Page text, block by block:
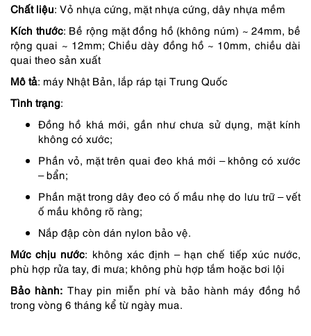
350,000 ₫.
là:
315,000 ₫.
Chất liệu: Vỏ nhựa cứng, mặt nhựa cứng, dây nhựa mềm
Kích thước: Bề rộng mặt đồng hồ (không núm) ~ 24mm, bề
rộng quai ~ 12mm; Chiều dày đồng hồ ~ 10mm, chiều dài
quai theo sản xuất
Mô tả: máy Nhật Bản, lắp ráp tại Trung Quốc
Tình trạng:
Đồng hồ khá mới, gần như chưa sử dụng, mặt kính
không có xước;
Phần vỏ, mặt trên quai đeo khá mới – không có xước
– bẩn;
Phần mặt trong dây đeo có ố mầu nhẹ do lưu trữ – vết
ố mầu không rõ ràng;
Nắp đập còn dán nylon bảo vệ.
Mức chịu nước: không xác định – hạn chế tiếp xúc nước,
phù hợp rửa tay, đi mưa; không phù hợp tắm hoặc bơi lội
Bảo hành: Thay pin miễn phí và bảo hành máy đồng hồ
trong vòng 6 tháng kể từ ngày mua.